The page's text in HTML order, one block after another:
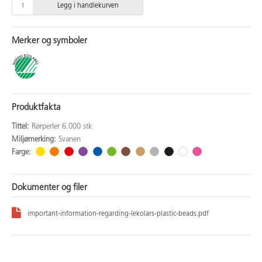
Legg i handlekurven
Merker og symboler
Produktfakta
Tittel: Rørperler 6.000 stk
Miljømerking: Svanen
Farge:
Dokumenter og filer
important-information-regarding-lekolars-plastic-beads.pdf